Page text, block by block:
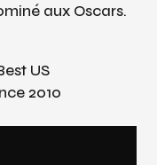
aux Oscars.
US
2010